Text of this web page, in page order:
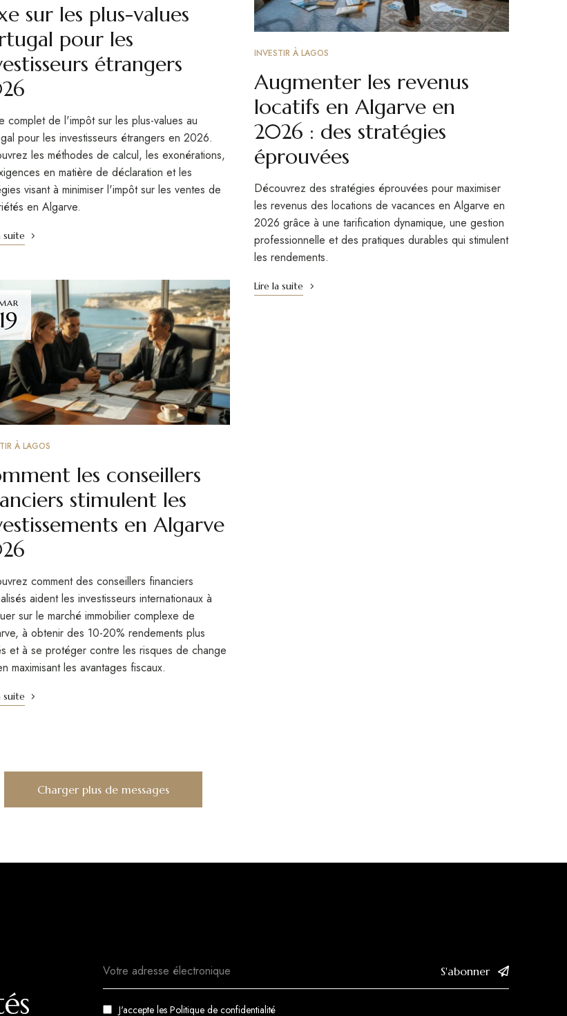
sur les plus-values
pour les
étrangers
complet de l'impôt sur les plus-values au
pour les investisseurs étrangers en 2026.
les méthodes de calcul, les exonérations,
en matière de déclaration et les
visant à minimiser l'impôt sur les ventes de
en Algarve.
suite
19
À LAGOS
les conseillers
stimulent les
en Algarve
comment des conseillers financiers
aident les investisseurs internationaux à
sur le marché immobilier complexe de
à obtenir des 10-20% rendements plus
et à se protéger contre les risques de change
maximisant les avantages fiscaux.
suite
INVESTIR À LAGOS
Augmenter les revenus
locatifs en Algarve en
2026 : des stratégies
éprouvées
Découvrez des stratégies éprouvées pour maximiser
les revenus des locations de vacances en Algarve en
2026 grâce à une tarification dynamique, une gestion
professionnelle et des pratiques durables qui stimulent
les rendements.
Lire la suite
Charger plus de messages
S'abonner
J'accepte les Politique de confidentialité